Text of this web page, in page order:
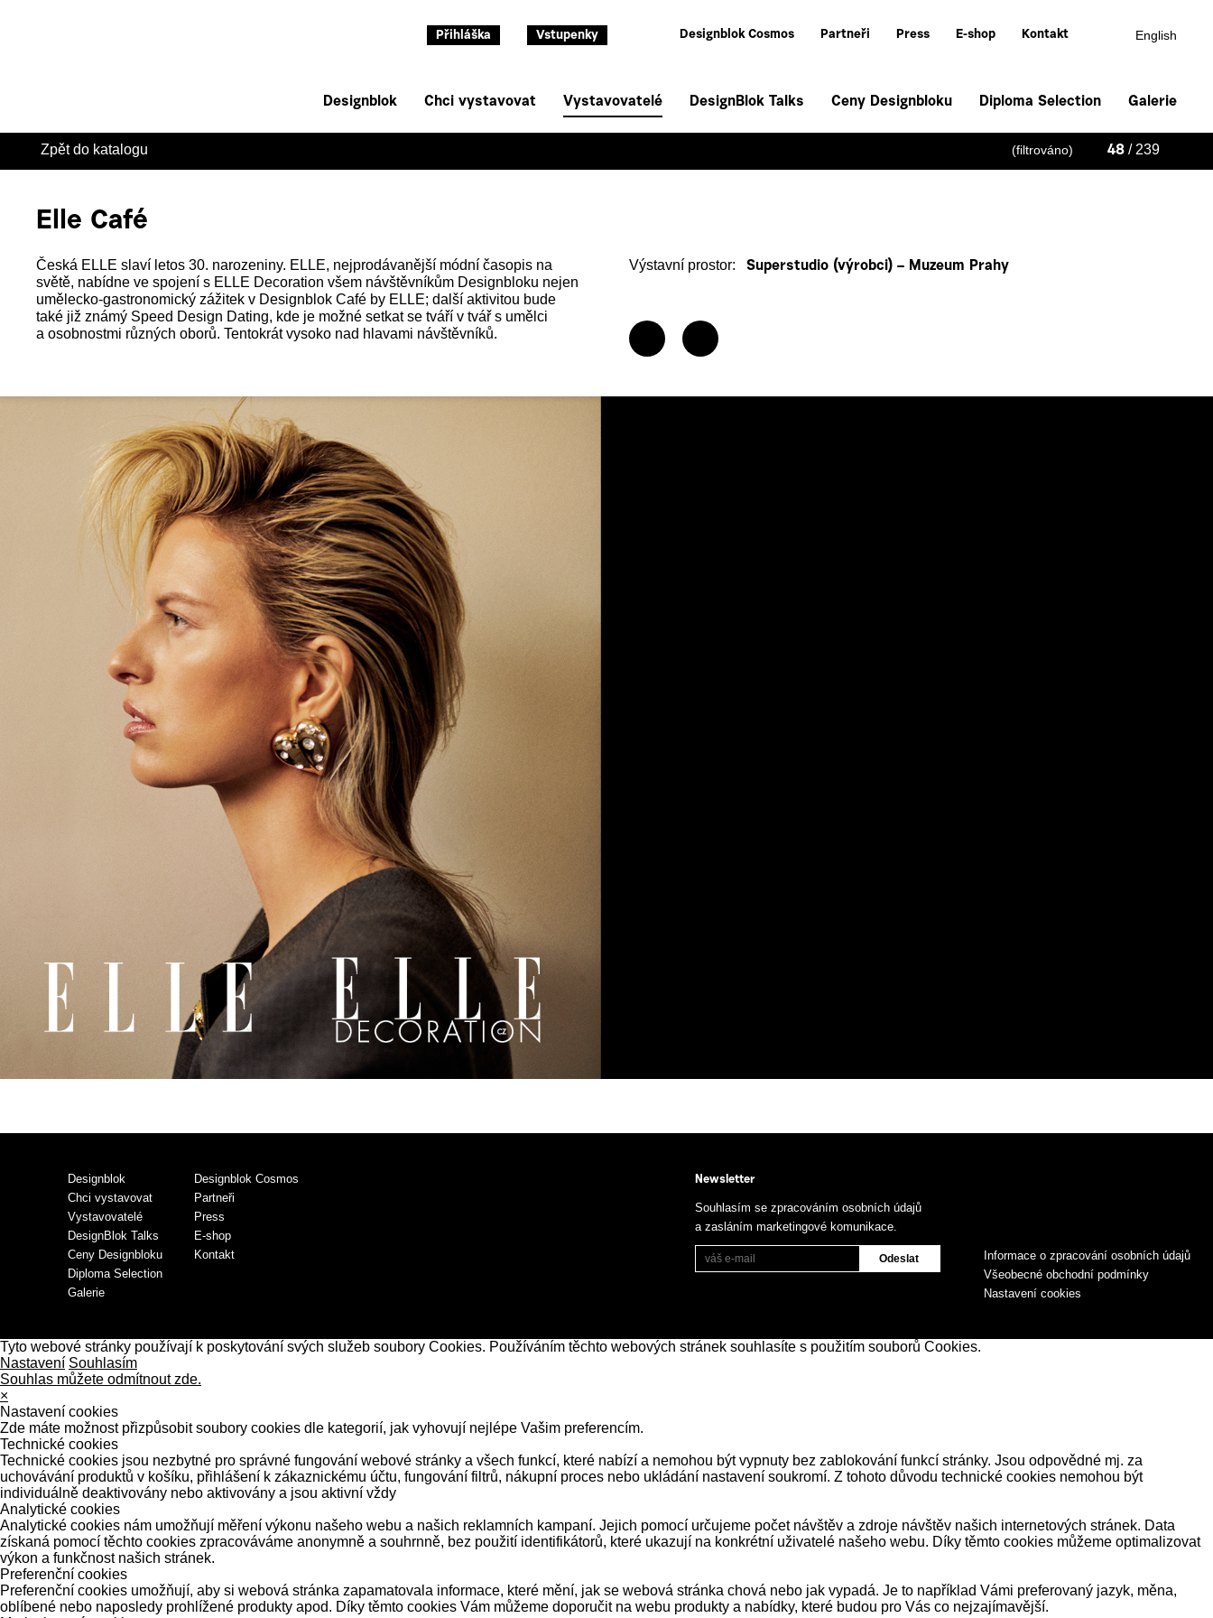
Přihláška Vstupenky Designblok Cosmos Partneři Press E-shop Kontakt English
Designblok Chci vystavovat Vystavovatelé DesignBlok Talks Ceny Designbloku Diploma Selection Galerie
Zpět do katalogu (filtrováno) 48 / 239
Elle Café
Česká ELLE slaví letos 30. narozeniny. ELLE, nejprodávanější módní časopis na
světě, nabídne ve spojení s ELLE Decoration všem návštěvníkům Designbloku nejen
umělecko-gastronomický zážitek v Designblok Café by ELLE; další aktivitou bude
také již známý Speed Design Dating, kde je možné setkat se tváří v tvář s umělci
a osobnostmi různých oborů. Tentokrát vysoko nad hlavami návštěvníků.
Výstavní prostor: Superstudio (výrobci) – Muzeum Prahy
Designblok
Chci vystavovat
Vystavovatelé
DesignBlok Talks
Ceny Designbloku
Diploma Selection
Galerie
Designblok Cosmos
Partneři
Press
E-shop
Kontakt
Informace o zpracování osobních údajů
Všeobecné obchodní podmínky
Nastavení cookies
Newsletter
Souhlasím se zpracováním osobních údajů
a zasláním marketingové komunikace.
Tyto webové stránky používají k poskytování svých služeb soubory Cookies. Používáním těchto webových stránek souhlasíte s použitím souborů Cookies.
Nastavení Souhlasím
Souhlas můžete odmítnout zde.
×
Nastavení cookies
Zde máte možnost přizpůsobit soubory cookies dle kategorií, jak vyhovují nejlépe Vašim preferencím.
Technické cookies
Technické cookies jsou nezbytné pro správné fungování webové stránky a všech funkcí, které nabízí a nemohou být vypnuty bez zablokování funkcí stránky. Jsou odpovědné mj. za
uchovávání produktů v košíku, přihlášení k zákaznickému účtu, fungování filtrů, nákupní proces nebo ukládání nastavení soukromí. Z tohoto důvodu technické cookies nemohou být
individuálně deaktivovány nebo aktivovány a jsou aktivní vždy
Analytické cookies
Analytické cookies nám umožňují měření výkonu našeho webu a našich reklamních kampaní. Jejich pomocí určujeme počet návštěv a zdroje návštěv našich internetových stránek. Data
získaná pomocí těchto cookies zpracováváme anonymně a souhrnně, bez použití identifikátorů, které ukazují na konkrétní uživatelé našeho webu. Díky těmto cookies můžeme optimalizovat
výkon a funkčnost našich stránek.
Preferenční cookies
Preferenční cookies umožňují, aby si webová stránka zapamatovala informace, které mění, jak se webová stránka chová nebo jak vypadá. Je to například Vámi preferovaný jazyk, měna,
oblíbené nebo naposledy prohlížené produkty apod. Díky těmto cookies Vám můžeme doporučit na webu produkty a nabídky, které budou pro Vás co nejzajímavější.